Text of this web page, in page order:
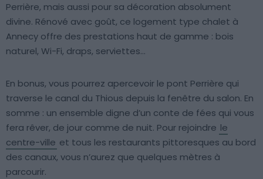
Perrière, mais aussi pour sa décoration absolument
divine. Rénové avec goût, ce logement type chalet à
Annecy offre des prestations haut de gamme : bois
naturel, Wi-Fi, draps, serviettes…
En bonus, vous pourrez apercevoir le pont Perrière qui
traverse le canal du Thious depuis la fenêtre du salon. En
somme : un ensemble digne d’un conte de fées qui vous
fera rêver, de jour comme de nuit. Pour rejoindre le
centre-ville et tous les restaurants pittoresques au bord
des canaux, vous n’aurez que quelques mètres à
parcourir.